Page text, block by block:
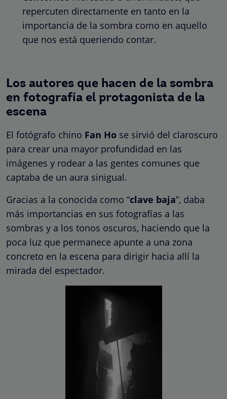
repercuten directamente en tanto en la
importancia de la sombra como en aquello
que nos está queriendo contar.
Los autores que hacen de la sombra
en fotografía el protagonista de la
escena
El fotógrafo chino Fan Ho se sirvió del claroscuro
para crear una mayor profundidad en las
imágenes y rodear a las gentes comunes que
captaba de un aura sinigual.
Gracias a la conocida como “clave baja”, daba
más importancias en sus fotografías a las
sombras y a los tonos oscuros, haciendo que la
poca luz que permanece apunte a una zona
concreto en la escena para dirigir hacia allí la
mirada del espectador.